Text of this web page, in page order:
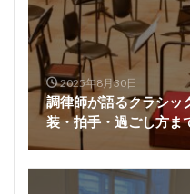
2025年8月30日
調律師が語るクラシッ
装・拍手・過ごし方ま